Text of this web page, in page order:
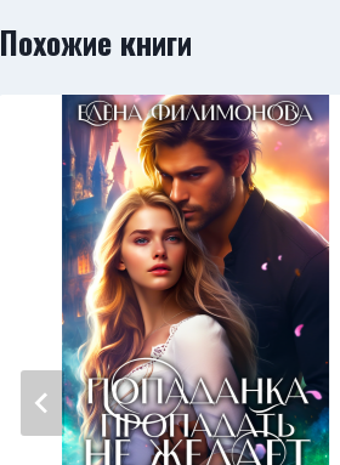
Похожие книги